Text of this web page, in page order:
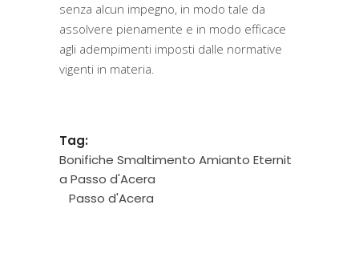
senza alcun impegno, in modo tale da
assolvere pienamente e in modo efficace
agli adempimenti imposti dalle normative
vigenti in materia.
Tag:
Bonifiche Smaltimento Amianto Eternit
a Passo d'Acera
Passo d'Acera